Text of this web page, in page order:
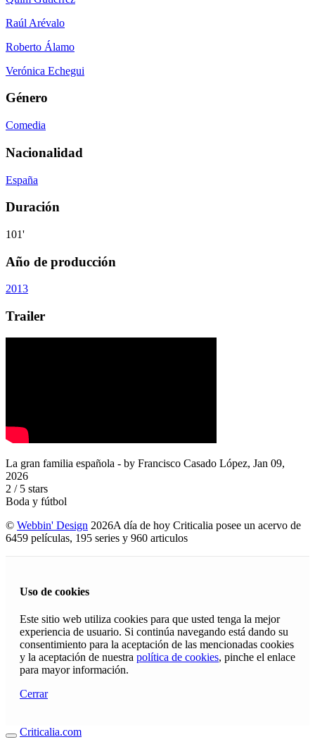
Raúl Arévalo
Roberto Álamo
Verónica Echegui
Género
Comedia
Nacionalidad
España
Duración
101'
Año de producción
2013
Trailer
La gran familia española - by Francisco Casado López, Jan 09,
2026
2 / 5 stars
Boda y fútbol
© Webbin' Design 2026A día de hoy Criticalia posee un acervo de
6459 películas, 195 series y 960 articulos
Uso de cookies
Este sitio web utiliza cookies para que usted tenga la mejor
experiencia de usuario. Si continúa navegando está dando su
consentimiento para la aceptación de las mencionadas cookies
y la aceptación de nuestra política de cookies, pinche el enlace
para mayor información.
Cerrar
Criticalia.com